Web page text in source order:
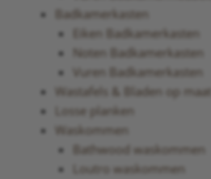
Badkamerkasten
Eiken Badkamerkasten
Noten Badkamerkasten
Vuren Badkamerkasten
Wastafels & Bladen op maat
Losse planken
Waskommen
Bathwood waskommen
Loutro waskommen